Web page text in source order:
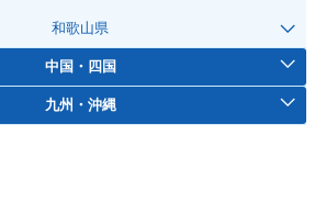
和歌山県
中国・四国
九州・沖縄